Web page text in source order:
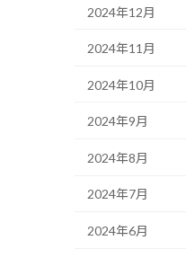
2024年12月
2024年11月
2024年10月
2024年9月
2024年8月
2024年7月
2024年6月